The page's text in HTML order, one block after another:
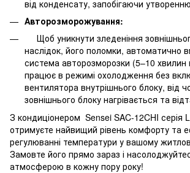
від конденсату, запобігаючи утворенню
Авторозморожування:
Щоб уникнути зледеніння
наслідок, його поломки, автоматично
система авторозморозки (5–10 хвилин
працює в режимі охолодження без
вентилятора внутрішнього блоку, від
зовнішнього блоку нагрівається та
З кондиціонером Sensei SAC-12CHI серія
отримуєте найвищий рівень комфорту та
регулюванні температури у вашому
Замовте його прямо зараз і
атмосферою в кожну пору року!